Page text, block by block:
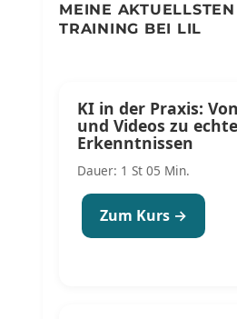
MEINE
TRAINING BEI LIL
KI in der Praxis:
und Videos zu
Erkenntnissen
Dauer: 1 St 05 Min.
Zum Kurs →